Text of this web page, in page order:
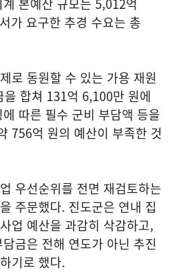
가 요구한 추경 수요는 총
로 동원할 수 있는 가용 재원
을 합쳐 131억 6,100만 원에
따른 필수 군비 부담액 등을
756억 원의 예산이 부족한 것
우선순위를 전면 재검토하는
주문했다. 진도군은 연내 집
업 예산을 과감히 삭감하고,
금은 전해 연도가 아닌 추진
기로 했다.